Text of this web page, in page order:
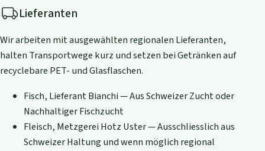
Lieferanten
Wir arbeiten mit ausgewählten regionalen Lieferanten,
halten Transportwege kurz und setzen bei Getränken auf
recyclebare PET- und Glasflaschen.
Fisch, Lieferant Bianchi — Aus Schweizer Zucht oder
Nachhaltiger Fischzucht
Fleisch, Metzgerei Hotz Uster — Ausschliesslich aus
Schweizer Haltung und wenn möglich regional